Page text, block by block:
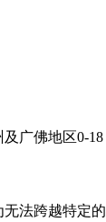
广佛地区0-18
法跨越特定的